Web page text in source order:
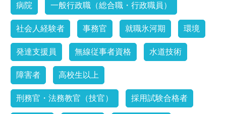
病院 一般行政職（総合職・行政職員）
社会人経験者 事務官 就職氷河期 環境
発達支援員 無線従事者資格 水道技術
障害者 高校生以上
刑務官・法務教官（技官） 採用試験合格者